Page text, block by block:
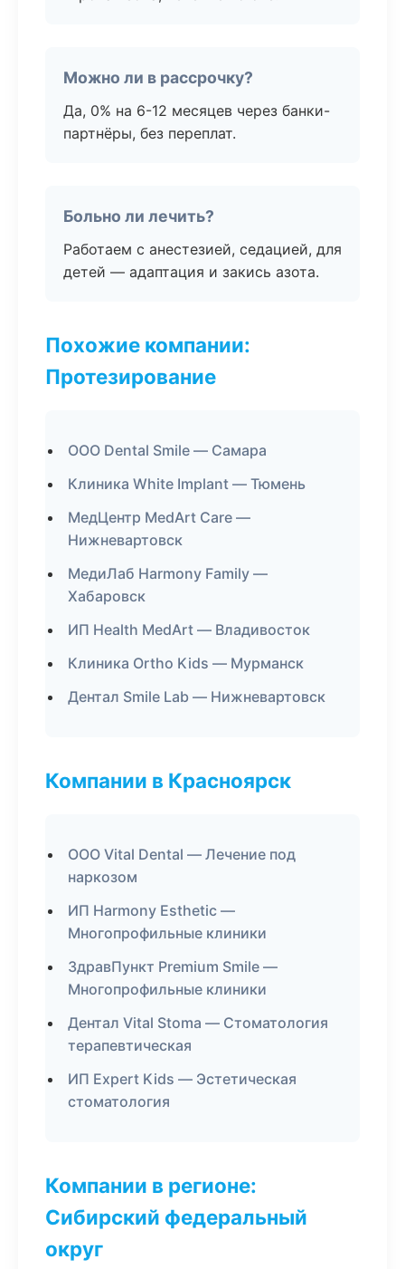
Можно ли в рассрочку?
Да, 0% на 6-12 месяцев через банки-
партнёры, без переплат.
Больно ли лечить?
Работаем с анестезией, седацией, для
детей — адаптация и закись азота.
Похожие компании:
Протезирование
ООО Dental Smile — Самара
Клиника White Implant — Тюмень
МедЦентр MedArt Care —
Нижневартовск
МедиЛаб Harmony Family —
Хабаровск
ИП Health MedArt — Владивосток
Клиника Ortho Kids — Мурманск
Дентал Smile Lab — Нижневартовск
Компании в Красноярск
ООО Vital Dental — Лечение под
наркозом
ИП Harmony Esthetic —
Многопрофильные клиники
ЗдравПункт Premium Smile —
Многопрофильные клиники
Дентал Vital Stoma — Стоматология
терапевтическая
ИП Expert Kids — Эстетическая
стоматология
Компании в регионе:
Сибирский федеральный
округ